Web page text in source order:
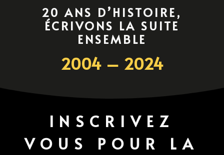
20 ANS D’HISTOIRE,
ÉCRIVONS LA SUITE
ENSEMBLE
2004 – 2024
INSCRIVEZ
VOUS POUR LA